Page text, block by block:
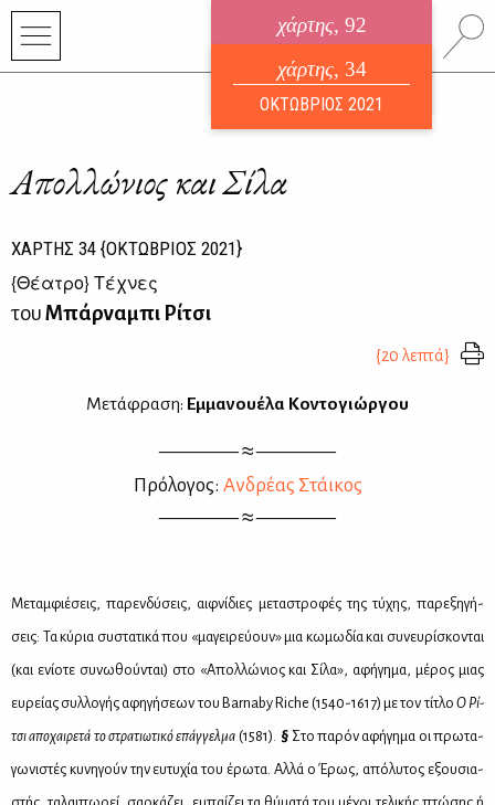
χάρτης, 92
ηλεκτρονικό περιοδικό
ΑΥΓΟΥΣΤΟΣ 2026
χάρτης, 34
ΟΚΤΩΒΡΙΟΣ 2021
Απολλώνιος και Σίλα
ΧΑΡΤΗΣ 34 {ΟΚΤΩΒΡΙΟΣ 2021}
{Θέατρο} Τέχνες
τουΜπάρναμπι Ρίτσι
{20 λεπτά}
Μετάφραση: Εμμανουέλα Κοντογιώργου
———— ≈ ————
Πρό­λο­γος: Αν­δρέ­ας Στάι­κος
———— ≈ ————
Με­ταμ­φιέ­σεις, πα­ρεν­δύ­σεις, αιφ­νί­διες με­τα­στρο­φές της τύ­χης, πα­ρε­ξη­γή­
σεις: Τα κύ­ρια συ­στα­τι­κά που «μα­γει­ρεύ­ουν» μια κω­μω­δία και συ­νευ­ρί­σκο­νται
(και ενί­ο­τε συ­νω­θού­νται) στο «Απολ­λώ­νιος και Σί­λα», αφή­γη­μα, μέ­ρος μιας
ευ­ρεί­ας συλ­λο­γής αφη­γή­σε­ων του Barnaby Riche (1540-1617) με τον τί­τλο Ο Ρί­
τσι απο­χαι­ρε­τά το στρα­τιω­τι­κό επάγ­γελ­μα (1581). § Στο πα­ρόν αφή­γη­μα οι πρω­τα­
γω­νι­στές κυ­νη­γούν την ευ­τυ­χία του έρω­τα. Αλ­λά ο Έρως, από­λυ­τος εξου­σια­